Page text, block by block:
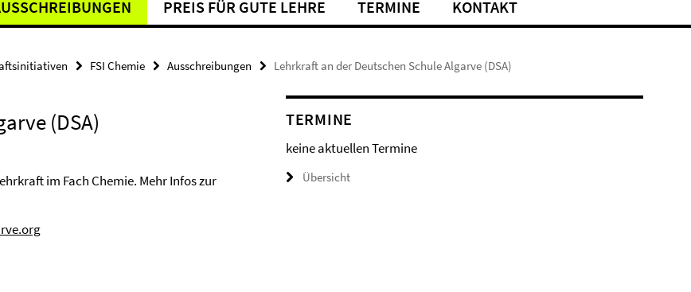
PREIS FÜR GUTE LEHRE TERMINE KONTAKT
FSI Chemie Ausschreibungen Lehrkraft an der Deutschen Schule Algarve (DSA)
(DSA)
im Fach Chemie. Mehr Infos zur
TERMINE
keine aktuellen Termine
Übersicht